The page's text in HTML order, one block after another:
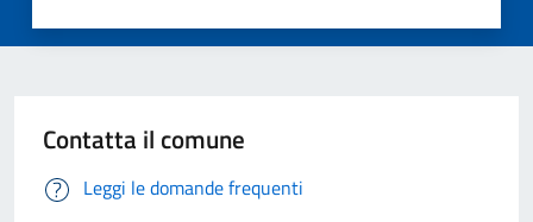
Contatta il comune
Leggi le domande frequenti